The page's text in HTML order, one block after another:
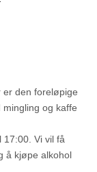
er den foreløpige
og kaffe
17:00. Vi vil få
å kjøpe alkohol